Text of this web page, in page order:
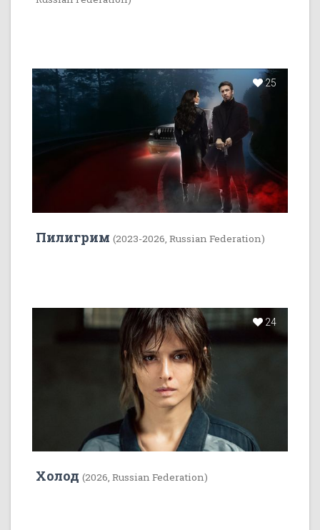
25
Пилигрим (2023-2026, Russian Federation)
24
Холод (2026, Russian Federation)